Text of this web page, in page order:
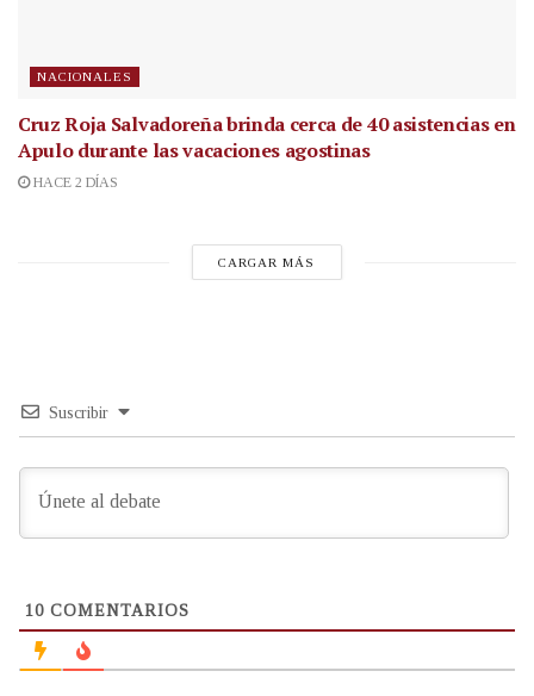
NACIONALES
Cruz Roja Salvadoreña brinda cerca de 40 asistencias en
Apulo durante las vacaciones agostinas
HACE 2 DÍAS
CARGAR MÁS
Suscribir
10 COMENTARIOS